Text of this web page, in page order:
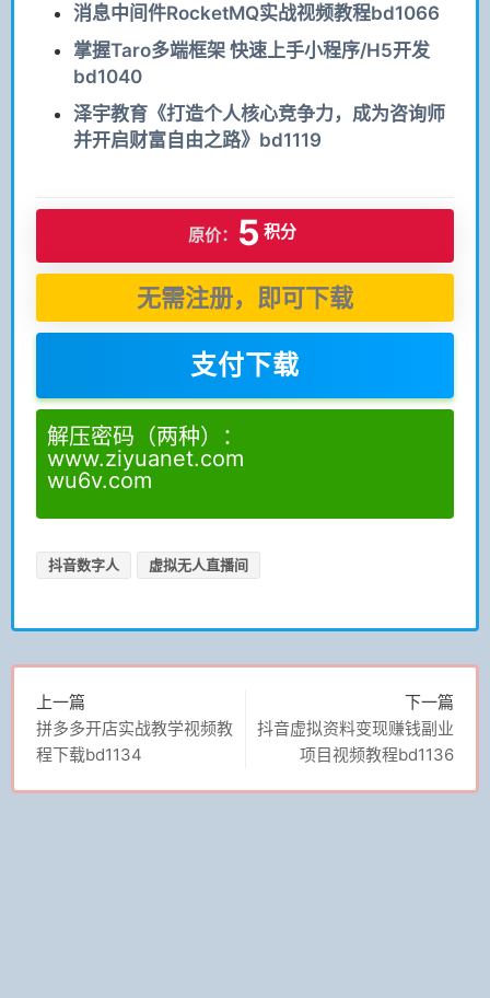
消息中间件RocketMQ实战视频教程bd1066
掌握Taro多端框架 快速上手小程序/H5开发
bd1040
泽宇教育《打造个人核心竞争力，成为咨询师
并开启财富自由之路》bd1119
原价： 5 积分
无需注册，即可下载
支付下载
解压密码（两种）：
www.ziyuanet.com
wu6v.com
抖音数字人 虚拟无人直播间
上一篇
拼多多开店实战教学视频教
程下载bd1134
下一篇
抖音虚拟资料变现赚钱副业
项目视频教程bd1136